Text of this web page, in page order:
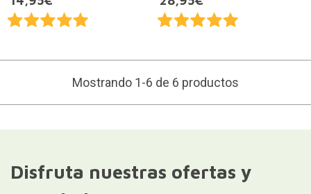
Mostrando 1-6 de 6 productos
Disfruta nuestras ofertas y